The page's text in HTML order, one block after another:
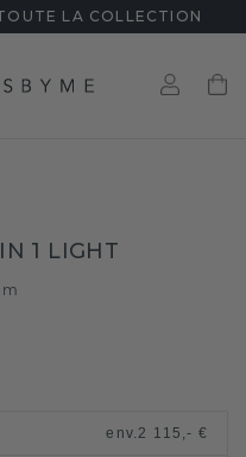
LA COLLECTION
1 LIGHT
env.2 115,- €